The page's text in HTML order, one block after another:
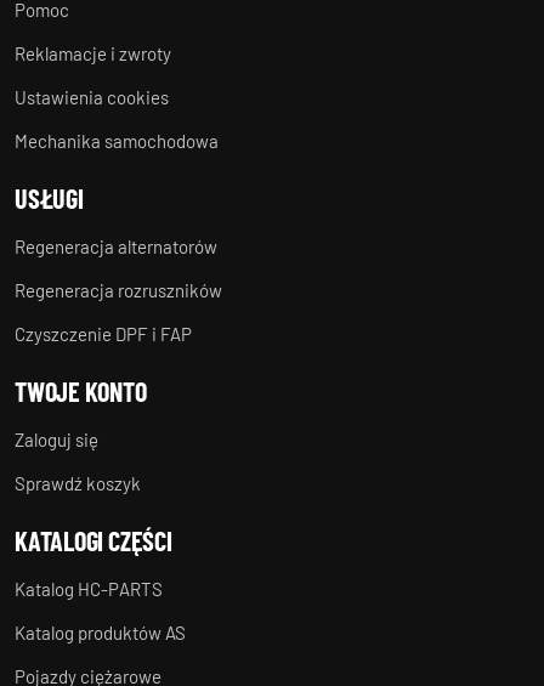
Pomoc
Reklamacje i zwroty
Ustawienia cookies
Mechanika samochodowa
USŁUGI
Regeneracja alternatorów
Regeneracja rozruszników
Czyszczenie DPF i FAP
TWOJE KONTO
Zaloguj się
Sprawdź koszyk
KATALOGI CZĘŚCI
Katalog HC-PARTS
Katalog produktów AS
Pojazdy ciężarowe